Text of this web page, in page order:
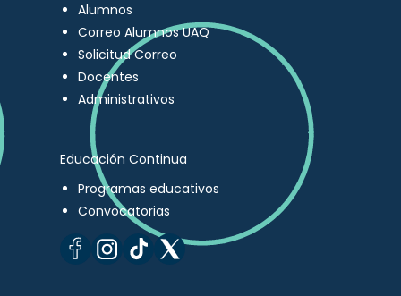
Alumnos
Correo Alumnos UAQ
Solicitud Correo
Docentes
Administrativos
Educación Continua
Programas educativos
Convocatorias